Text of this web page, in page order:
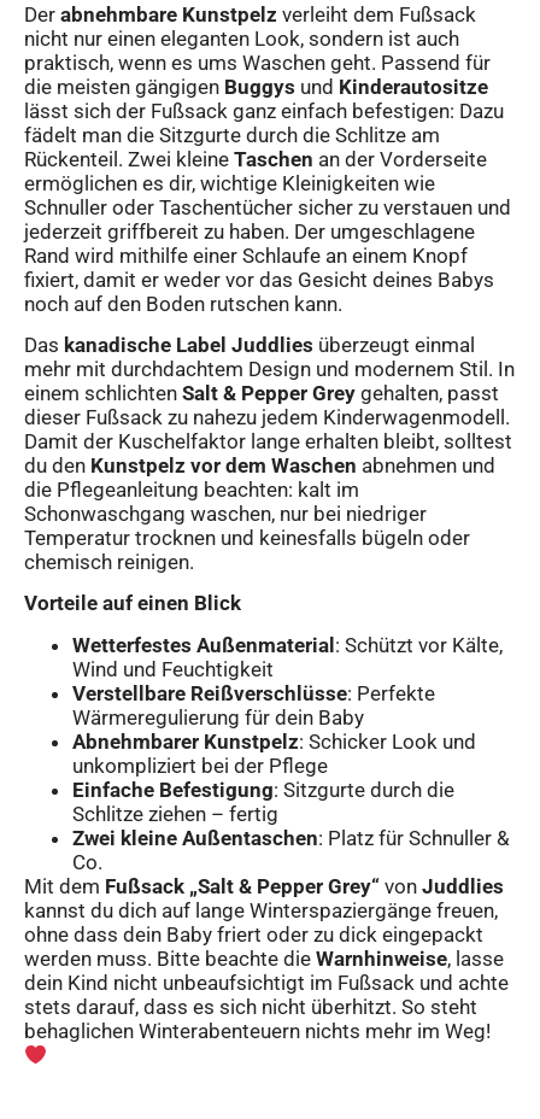
Der abnehmbare Kunstpelz verleiht dem Fußsack
nicht nur einen eleganten Look, sondern ist auch
praktisch, wenn es ums Waschen geht. Passend für
die meisten gängigen Buggys und Kinderautositze
lässt sich der Fußsack ganz einfach befestigen: Dazu
fädelt man die Sitzgurte durch die Schlitze am
Rückenteil. Zwei kleine Taschen an der Vorderseite
ermöglichen es dir, wichtige Kleinigkeiten wie
Schnuller oder Taschentücher sicher zu verstauen und
jederzeit griffbereit zu haben. Der umgeschlagene
Rand wird mithilfe einer Schlaufe an einem Knopf
fixiert, damit er weder vor das Gesicht deines Babys
noch auf den Boden rutschen kann.
Das kanadische Label Juddlies überzeugt einmal
mehr mit durchdachtem Design und modernem Stil. In
einem schlichten Salt & Pepper Grey gehalten, passt
dieser Fußsack zu nahezu jedem Kinderwagenmodell.
Damit der Kuschelfaktor lange erhalten bleibt, solltest
du den Kunstpelz vor dem Waschen abnehmen und
die Pflegeanleitung beachten: kalt im
Schonwaschgang waschen, nur bei niedriger
Temperatur trocknen und keinesfalls bügeln oder
chemisch reinigen.
Vorteile auf einen Blick
Wetterfestes Außenmaterial: Schützt vor Kälte,
Wind und Feuchtigkeit
Verstellbare Reißverschlüsse: Perfekte
Wärmeregulierung für dein Baby
Abnehmbarer Kunstpelz: Schicker Look und
unkompliziert bei der Pflege
Einfache Befestigung: Sitzgurte durch die
Schlitze ziehen – fertig
Zwei kleine Außentaschen: Platz für Schnuller &
Co.
Mit dem Fußsack „Salt & Pepper Grey“ von Juddlies
kannst du dich auf lange Winterspaziergänge freuen,
ohne dass dein Baby friert oder zu dick eingepackt
werden muss. Bitte beachte die Warnhinweise, lasse
dein Kind nicht unbeaufsichtigt im Fußsack und achte
stets darauf, dass es sich nicht überhitzt. So steht
behaglichen Winterabenteuern nichts mehr im Weg!